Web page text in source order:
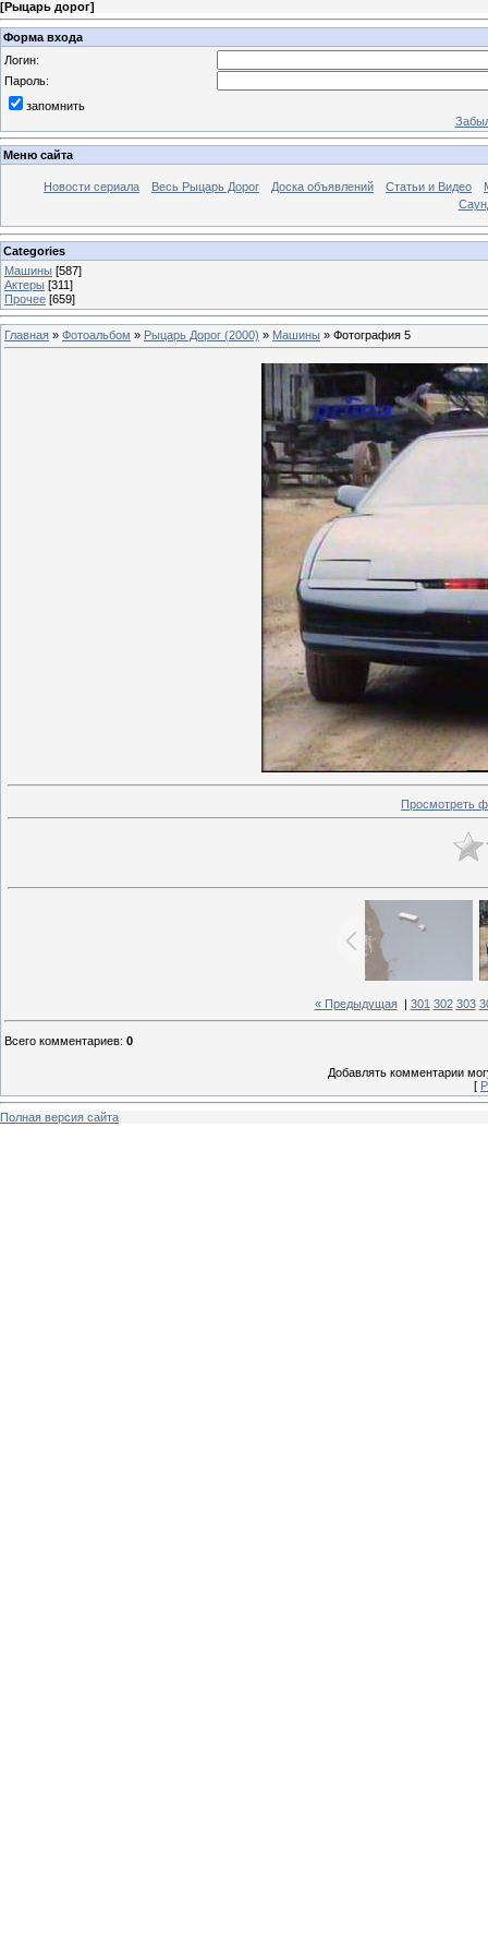
[Рыцарь дорог]
Форма входа
Логин:
Пароль:
запомнить
Меню сайта
Новости сериала Весь Рыцарь Дорог Доска объявлений Статьи и Видео
Categories
Машины [587]
Актеры [311]
Прочее [659]
Главная » Фотоальбом » Рыцарь Дорог (2000) » Машины » Фотография 5
Просмотреть
« Предыдущая| 301 302 303
Всего комментариев: 0
Добавлять комментарии
[
Полная версия сайта